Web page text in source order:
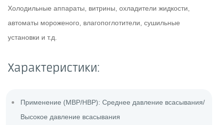
Холодильные аппараты, витрины, охладители жидкости,
автоматы мороженого, влагопоглотители, сушильные
установки и т.д.
Характеристики:
Применение (MBP/HBP): Среднее давление всасывания/
Высокое давление всасывания